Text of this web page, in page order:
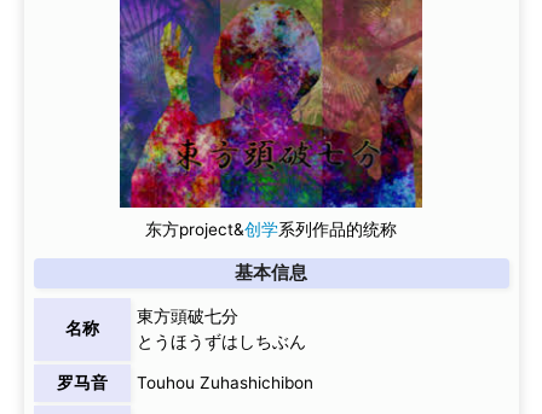
东方project&创学系列作品的统称
基本信息
名称
東方頭破七分
とうほうずはしちぶん
罗马音 Touhou Zuhashichibon